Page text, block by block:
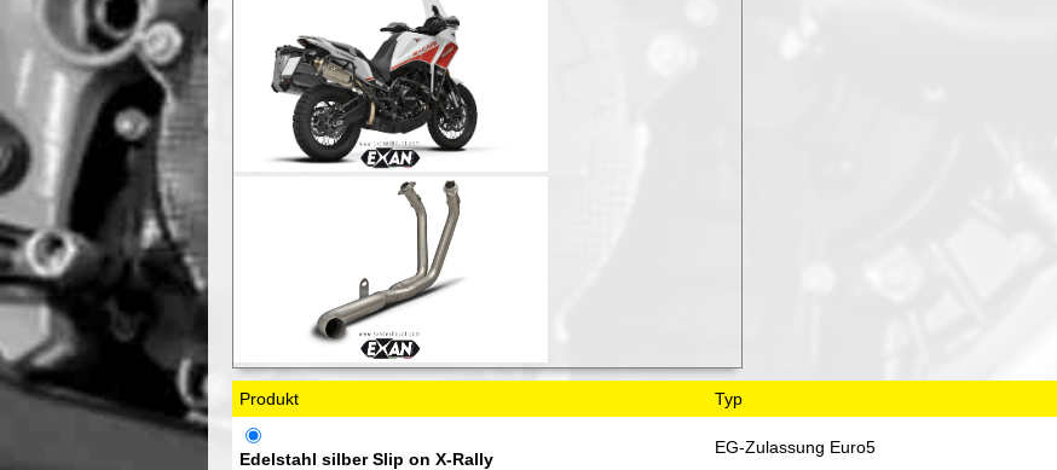
Produkt Typ
Edelstahl silber Slip on X-Rally
EG-Zulassung Euro5